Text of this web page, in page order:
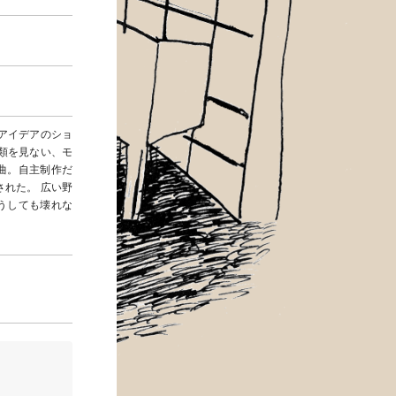
イデアのショ
を見ない、モ
。自主制作だ
れた。 広い野
しても壊れな